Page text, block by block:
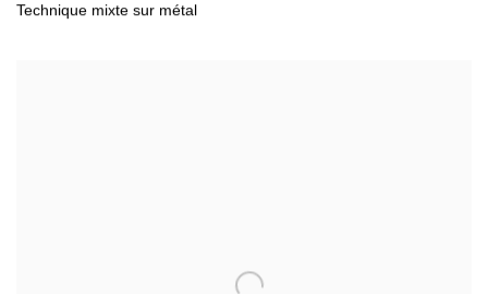
Technique mixte sur métal